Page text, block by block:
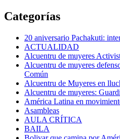
Categorías
20 aniversario Pachakuti:
ACTUALIDAD
Alcuentru de muyeres
Alcuentru de muyeres
Común
Alcuentru de Muyeres en
Alcuentru de muyeres:
América Latina en
Asambleas
AULA CRÍTICA
BAILA